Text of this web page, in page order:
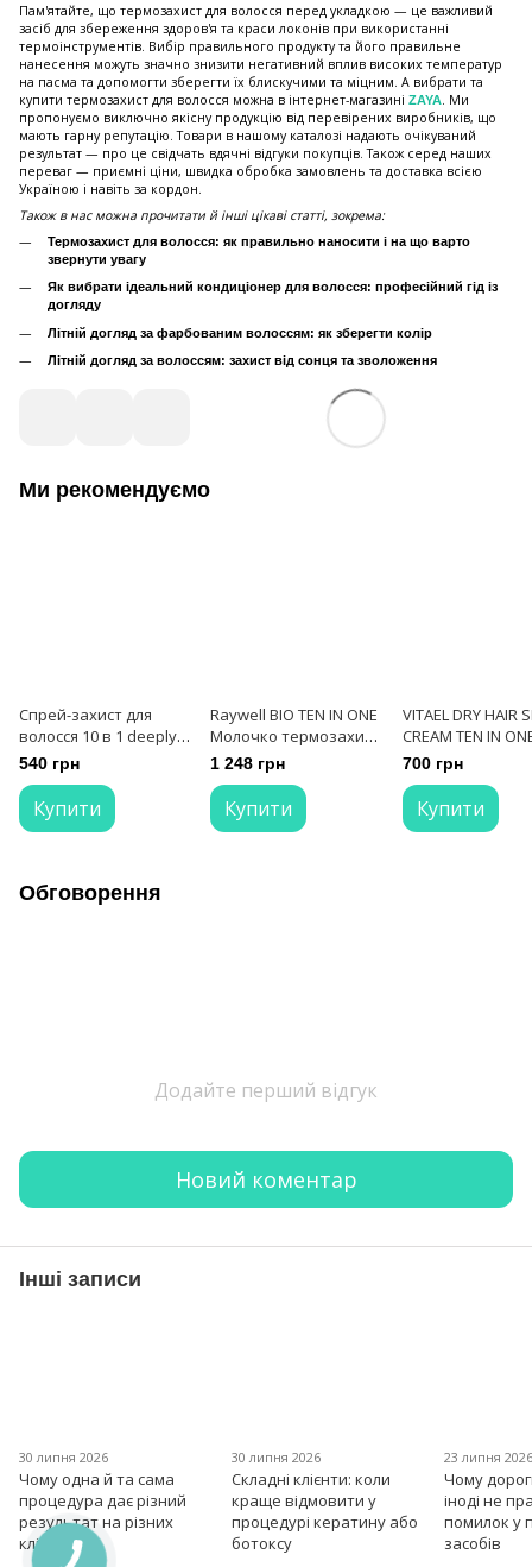
Пам'ятайте, що термозахист для волосся перед укладкою — це важливий
засіб для збереження здоров'я та краси локонів при використанні
термоінструментів. Вибір правильного продукту та його правильне
нанесення можуть значно знизити негативний вплив високих температур
на пасма та допомогти зберегти їх блискучими та міцним. А вибрати та
купити термозахист для волосся можна в інтернет-магазині ZAYA . Ми
пропонуємо виключно якісну продукцію від перевірених виробників, що
мають гарну репутацію. Товари в нашому каталозі надають очікуваний
результат — про це свідчать вдячні відгуки покупців. Також серед наших
переваг — приємні ціни, швидка обробка замовлень та доставка всією
Україною і навіть за кордон.
Також в нас можна прочитати й інші цікаві статті, зокрема:
Термозахист для волосся: як правильно наносити і на що варто
звернути увагу
Як вибрати ідеальний кондиціонер для волосся: професійний гід із
догляду
Літній догляд за фарбованим волоссям: як зберегти колір
Літній догляд за волоссям: захист від сонця та зволоження
Ми рекомендуємо
Спрей-захист для
волосся 10 в 1 deeply
protecting hair spray 10
in 1 200 мл
540 грн
Купити
Raywell BIO TEN IN ONE
Молочко термозахист
для волосся 10 в 1 200
1 248 грн
Купити
VITAEL DRY HAIR
CREAM TEN IN
Термозахист 10
700 грн
Купити
Обговорення
Додайте перший відгук
Новий коментар
Інші записи
30 липня 2026
Чому одна й та сама
процедура дає різний
результат на різних
клієнтах?
30 липня 2026
Складні клієнти: коли
краще відмовити у
процедурі кератину або
ботоксу
23 липня
Чому
іноді не
помилок у
засобів